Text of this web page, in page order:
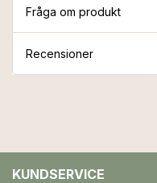
Fråga om produkt
Recensioner
KUNDSERVICE